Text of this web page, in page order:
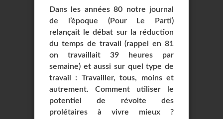
Dans les années 80 notre journal
de l’époque (Pour Le Parti)
relançait le débat sur la réduction
du temps de travail (rappel en 81
on travaillait 39 heures par
semaine) et aussi sur quel type de
travail : Travailler, tous, moins et
autrement. Comment utiliser le
potentiel de révolte des
prolétaires à vivre mieux ?